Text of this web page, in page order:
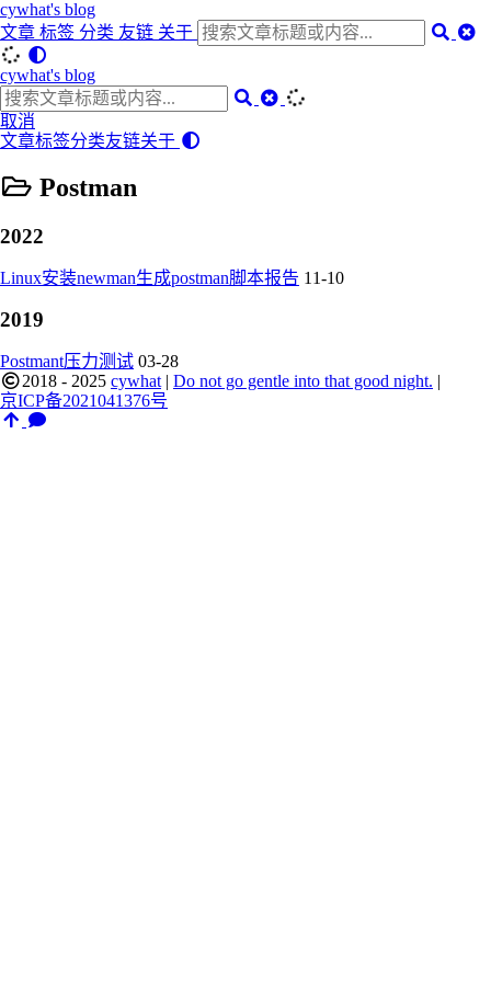
cywhat's blog
文章 标签 分类 友链 关于
cywhat's blog
取消
文章标签分类友链关于
Postman
2022
Linux安装newman生成postman脚本报告 11-10
2019
Postmant压力测试 03-28
2018 - 2025 cywhat | Do not go gentle into that good night. |
京ICP备2021041376号